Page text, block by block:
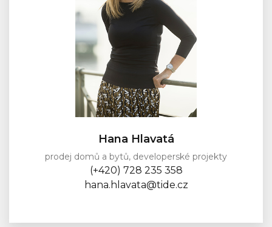
Hana Hlavatá
prodej domů a bytů, developerské projekty
(+420) 728 235 358
hana.hlavata@tide.cz